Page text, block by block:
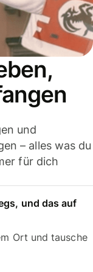
und
– alles was du
für dich
und das auf
Ort und tausche